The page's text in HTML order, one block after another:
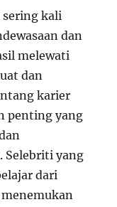
sering kali
dan
melewati
dan
karier
penting yang
Selebriti yang
dari